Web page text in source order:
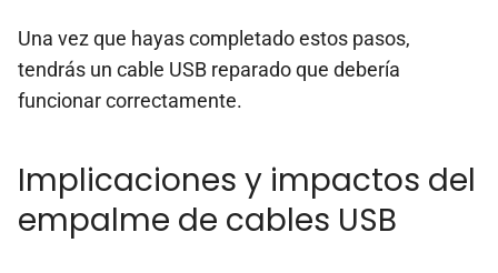
Una vez que hayas completado estos pasos,
tendrás un cable USB reparado que debería
funcionar correctamente.
Implicaciones y impactos del
empalme de cables USB